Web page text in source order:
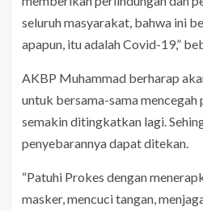
seluruh masyarakat, bahwa ini
apapun, itu adalah Covid-19,”
AKBP Muhammad berharap
untuk bersama-sama
semakin ditingkatkan lagi.
penyebarannya dapat ditekan.
“Patuhi Prokes dengan
masker, mencuci tangan,